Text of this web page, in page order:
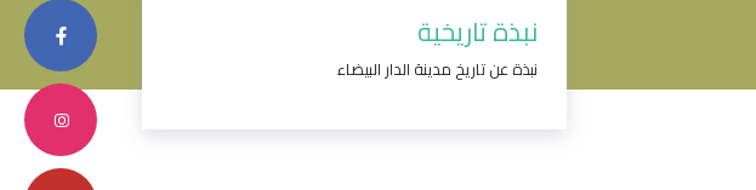
نبذة تاريخية
نبذة عن تاريخ مدينة الدار البيضاء